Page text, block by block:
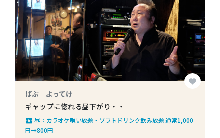
favorite
ぱぶ よってけ
ギャップに惚れる昼下がり・・
local_play 昼：カラオケ唄い放題・ソフトドリンク飲み放題 通常1,000
円→800円